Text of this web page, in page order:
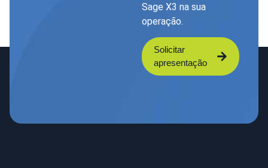
Sage X3 na sua
operação.
Solicitar
apresentação